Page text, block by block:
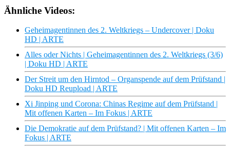
Ähnliche Videos:
Geheimagentinnen des 2. Weltkriegs – Undercover | Doku
HD | ARTE
Alles oder Nichts | Geheimagentinnen des 2. Weltkriegs (3/6)
| Doku HD | ARTE
Der Streit um den Hirntod – Organspende auf dem Prüfstand |
Doku HD Reupload | ARTE
Xi Jinping und Corona: Chinas Regime auf dem Prüfstand |
Mit offenen Karten – Im Fokus | ARTE
Die Demokratie auf dem Prüfstand? | Mit offenen Karten – Im
Fokus | ARTE